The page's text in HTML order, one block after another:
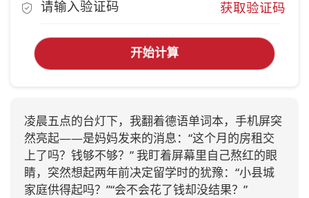
获取验证码
开始计算
凌晨五点的台灯下，我翻着德语单词本，手机屏突
然亮起——是妈妈发来的消息：“这个月的房租交
上了吗？钱够不够？” 我盯着屏幕里自己熬红的眼
睛，突然想起两年前决定留学时的犹豫：“小县城
家庭供得起吗？”“会不会花了钱却没结果？”